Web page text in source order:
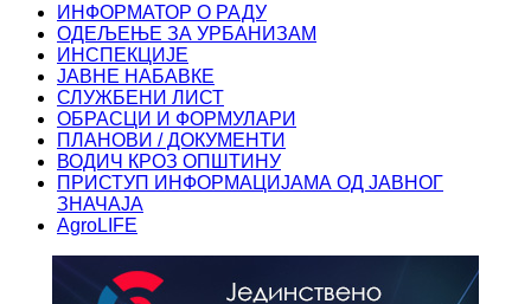
ИНФОРМАТОР О РАДУ
ОДЕЉЕЊЕ ЗА УРБАНИЗАМ
ИНСПЕКЦИЈЕ
ЈАВНЕ НАБАВКЕ
СЛУЖБЕНИ ЛИСТ
ОБРАСЦИ И ФОРМУЛАРИ
ПЛАНОВИ / ДОКУМЕНТИ
ВОДИЧ КРОЗ ОПШТИНУ
ПРИСТУП ИНФОРМАЦИЈАМА ОД ЈАВНОГ
ЗНАЧАЈА
AgroLIFE